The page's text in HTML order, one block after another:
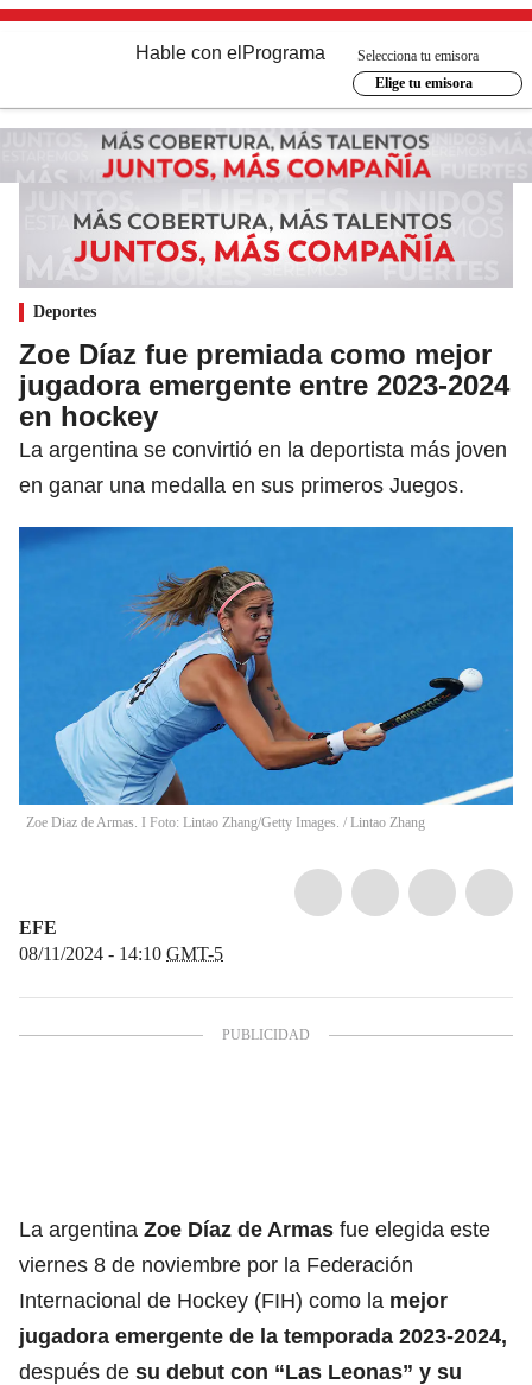
Hable con el Programa
Selecciona tu emisora
Elige tu emisora
Deportes
Zoe Díaz fue premiada como mejor
jugadora emergente entre 2023-2024
en hockey
La argentina se convirtió en la deportista más joven
en ganar una medalla en sus primeros Juegos.
Zoe Diaz de Armas. I Foto: Lintao Zhang/Getty Images. / Lintao Zhang
EFE
08/11/2024 - 14:10 GMT-5
La argentina Zoe Díaz de Armas fue elegida este
viernes 8 de noviembre por la Federación
Internacional de Hockey (FIH) como la mejor
jugadora emergente de la temporada 2023-2024,
después de su debut con “Las Leonas” y su